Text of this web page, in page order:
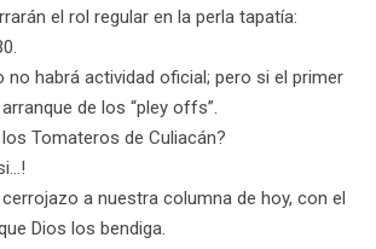
el rol regular en la perla tapatía:
no habrá actividad oficial; pero si el primer
de los “pley offs”.
Tomateros de Culiacán?
a nuestra columna de hoy, con el
Dios los bendiga.